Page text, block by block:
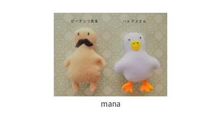
mana